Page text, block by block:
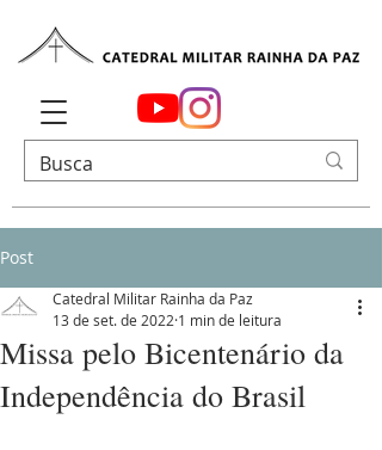
Post
Missa pelo Bicentenário da
Independência do Brasil
Catedral Militar Rainha da Paz
13 de set. de 2022 1 min de leitura